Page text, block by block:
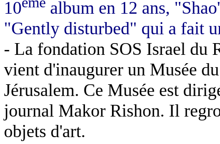
10 album en 12 ans, "
"Gently disturbed" qui a fait
- La fondation SOS Israel du
vient d'inaugurer un Musée
Jérusalem. Ce Musée est
journal Makor Rishon. Il
objets d'art.